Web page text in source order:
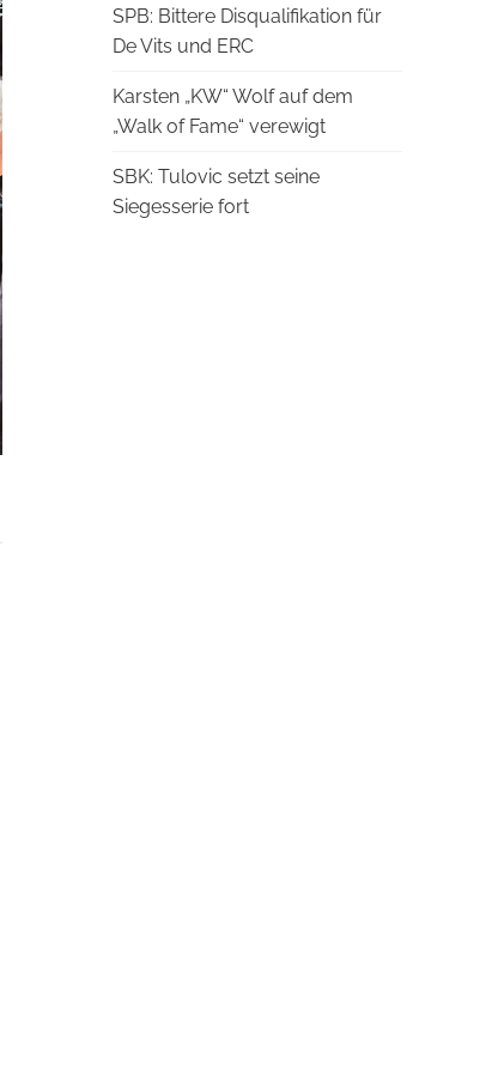
SPB: Bittere Disqualifikation für
De Vits und ERC
Karsten „KW“ Wolf auf dem
„Walk of Fame“ verewigt
SBK: Tulovic setzt seine
Siegesserie fort